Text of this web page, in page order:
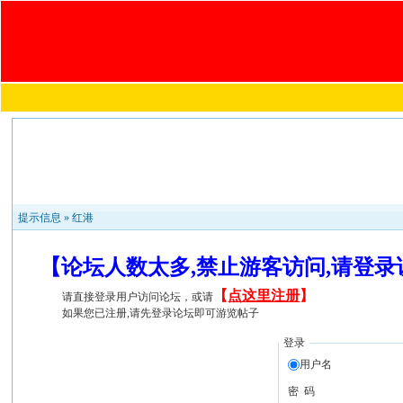
提示信息 »红港
【论坛人数太多,禁止游客访问,请登
请直接登录用户访问论坛，或请 【 点这里注册】
如果您已注册,请先登录论坛即可游览帖子
登录
用户名
密 码